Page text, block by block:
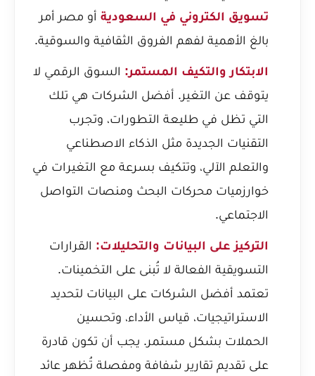
تسويق الكتروني في السعودية أو مصر أمر
بالغ الأهمية لفهم الفروق الثقافية والسوقية.
الابتكار والتكيف المستمر: السوق الرقمي لا
يتوقف عن التغير. أفضل الشركات هي تلك
التي تظل في طليعة التطورات، وتجرب
التقنيات الجديدة مثل الذكاء الاصطناعي
والتعلم الآلي، وتتكيف بسرعة مع التغيرات في
خوارزميات محركات البحث ومنصات التواصل
الاجتماعي.
التركيز على البيانات والتحليلات: القرارات
التسويقية الفعالة لا تُبنى على التخمينات.
تعتمد أفضل الشركات على البيانات لتحديد
الاستراتيجيات، قياس الأداء، وتحسين
الحملات بشكل مستمر. يجب أن تكون قادرة
على تقديم تقارير شفافة ومفصلة تُظهر عائد